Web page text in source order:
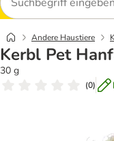
Andere Haustiere
Kerbl Pet
30 g
(0)